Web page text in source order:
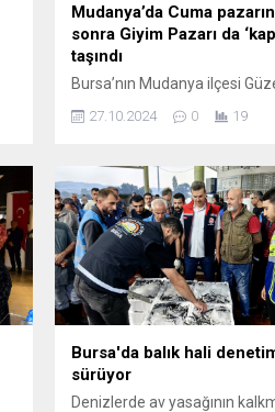
Mudanya’da Cuma
sonra Giyim Pazarı da
taşındı
Bursa’nın Mudanya ilçesi
Dörtçelik Caddesi üzerinde
veren Mudanya Giyim Pazarı, 5
Mahallesi dolgu alanında
kapalı pazar yerine taşındı.
(İGFA) – Bursa’nın Mudanya
ilçesinde halk arasında
pazarı olarak bilinen ve Pazar
günleri kurulan Mudanya
Pazarı,5 yıl aranın ardından
Ömerbey Mahallesi...
27.10.2024 0 19
Bursa'da balık hali
sürüyor
Denizlerde av yasağının